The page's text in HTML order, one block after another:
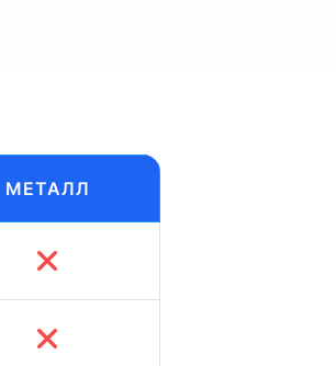
МЕТАЛЛ